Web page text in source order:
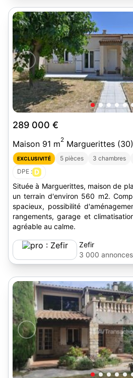
289 000 €
Maison 91 m2 Marguerittes (30)
EXCLUSIVITÉ 5 pièces 3 chambres
DPE : D
Située à Marguerittes, maison de
un terrain d'environ 560 m2.
spacieux, possibilité
rangements, garage et
agréable au calme.
Zefir
3 000 annonces